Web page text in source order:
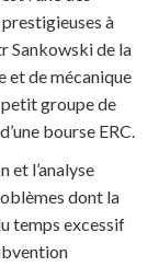
à
Sankowski de la
et de mécanique
groupe de
bourse ERC.
et l’analyse
dont la
temps excessif